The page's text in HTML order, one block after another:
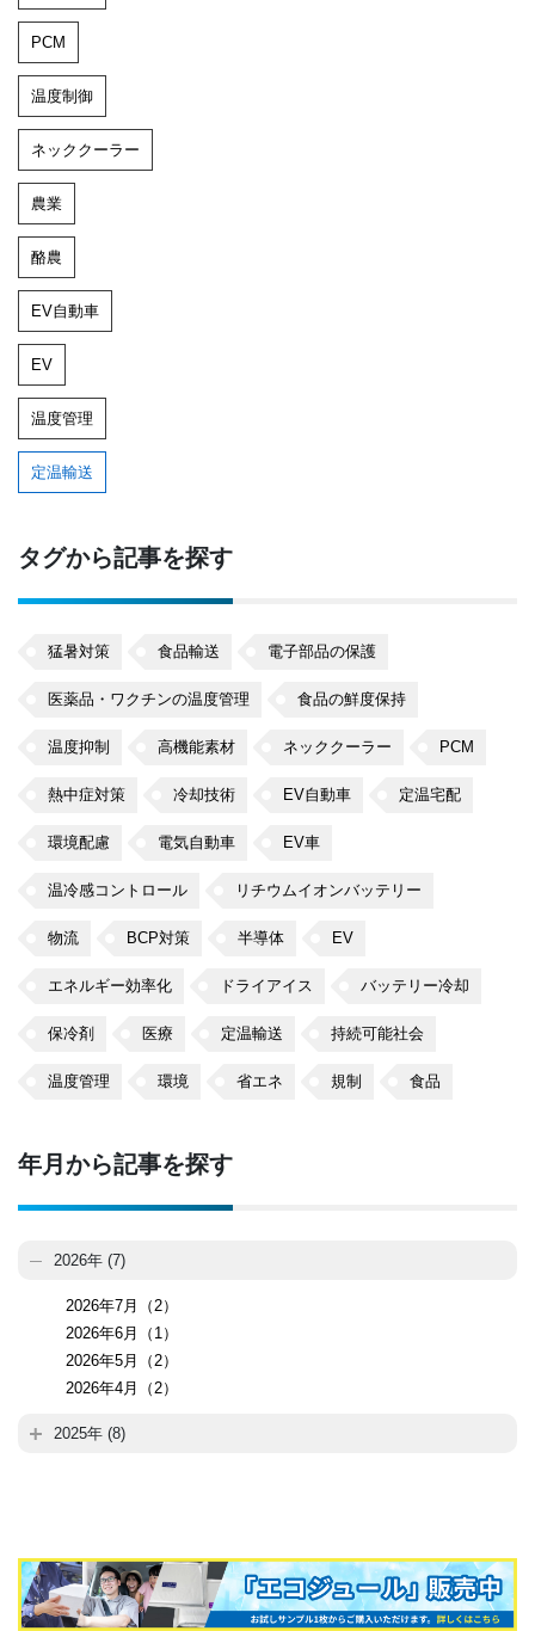
PCM
温度制御
ネッククーラー
農業
酪農
EV自動車
EV
温度管理
定温輸送
タグから記事を探す
猛暑対策 食品輸送 電子部品の保護
医薬品・ワクチンの温度管理 食品の鮮度保持
温度抑制 高機能素材 ネッククーラー PCM
熱中症対策 冷却技術 EV自動車 定温宅配
環境配慮 電気自動車 EV車
温冷感コントロール リチウムイオンバッテリー
物流 BCP対策 半導体 EV
エネルギー効率化 ドライアイス バッテリー冷却
保冷剤 医療 定温輸送 持続可能社会
温度管理 環境 省エネ 規制 食品
年月から記事を探す
2026年 (7)
2026年7月（2）
2026年6月（1）
2026年5月（2）
2026年4月（2）
2025年 (8)